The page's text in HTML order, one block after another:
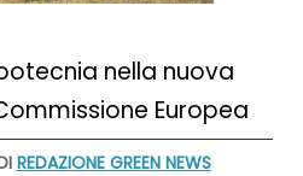
nella nuova
Europea
REDAZIONE GREEN NEWS